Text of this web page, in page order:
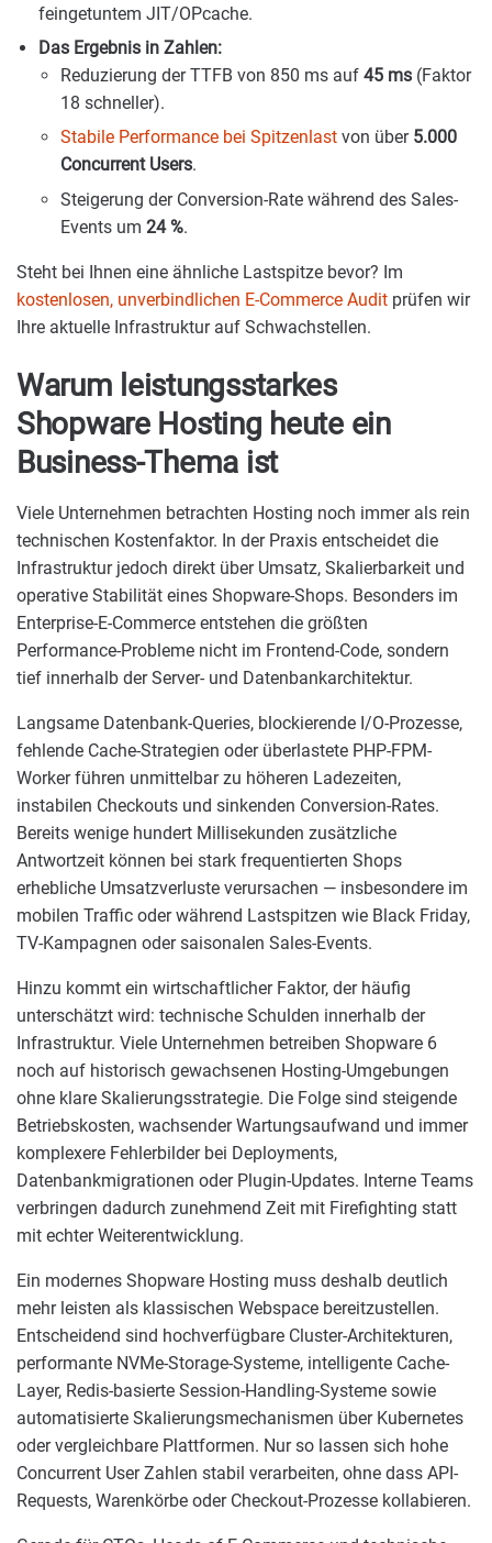
feingetuntem JIT/OPcache.
Das Ergebnis in Zahlen:
Reduzierung der TTFB von 850 ms auf 45 ms (Faktor
18 schneller).
Stabile Performance bei Spitzenlast von über 5.000
Concurrent Users.
Steigerung der Conversion-Rate während des Sales-
Events um 24 %.
Steht bei Ihnen eine ähnliche Lastspitze bevor? Im
kostenlosen, unverbindlichen E-Commerce Audit prüfen wir
Ihre aktuelle Infrastruktur auf Schwachstellen.
Warum leistungsstarkes
Shopware Hosting heute ein
Business-Thema ist
Viele Unternehmen betrachten Hosting noch immer als rein
technischen Kostenfaktor. In der Praxis entscheidet die
Infrastruktur jedoch direkt über Umsatz, Skalierbarkeit und
operative Stabilität eines Shopware-Shops. Besonders im
Enterprise-E-Commerce entstehen die größten
Performance-Probleme nicht im Frontend-Code, sondern
tief innerhalb der Server- und Datenbankarchitektur.
Langsame Datenbank-Queries, blockierende I/O-Prozesse,
fehlende Cache-Strategien oder überlastete PHP-FPM-
Worker führen unmittelbar zu höheren Ladezeiten,
instabilen Checkouts und sinkenden Conversion-Rates.
Bereits wenige hundert Millisekunden zusätzliche
Antwortzeit können bei stark frequentierten Shops
erhebliche Umsatzverluste verursachen — insbesondere im
mobilen Traffic oder während Lastspitzen wie Black Friday,
TV-Kampagnen oder saisonalen Sales-Events.
Hinzu kommt ein wirtschaftlicher Faktor, der häufig
unterschätzt wird: technische Schulden innerhalb der
Infrastruktur. Viele Unternehmen betreiben Shopware 6
noch auf historisch gewachsenen Hosting-Umgebungen
ohne klare Skalierungsstrategie. Die Folge sind steigende
Betriebskosten, wachsender Wartungsaufwand und immer
komplexere Fehlerbilder bei Deployments,
Datenbankmigrationen oder Plugin-Updates. Interne Teams
verbringen dadurch zunehmend Zeit mit Firefighting statt
mit echter Weiterentwicklung.
Ein modernes Shopware Hosting muss deshalb deutlich
mehr leisten als klassischen Webspace bereitzustellen.
Entscheidend sind hochverfügbare Cluster-Architekturen,
performante NVMe-Storage-Systeme, intelligente Cache-
Layer, Redis-basierte Session-Handling-Systeme sowie
automatisierte Skalierungsmechanismen über Kubernetes
oder vergleichbare Plattformen. Nur so lassen sich hohe
Concurrent User Zahlen stabil verarbeiten, ohne dass API-
Requests, Warenkörbe oder Checkout-Prozesse kollabieren.